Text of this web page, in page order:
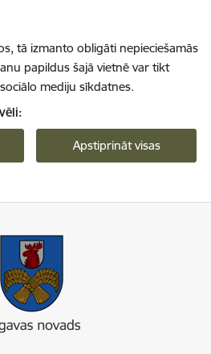
tā izmanto obligāti nepieciešamās
papildus šajā vietnē var tikt
mediju sīkdatnes.
Apstiprināt visas